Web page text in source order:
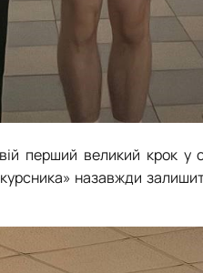
перший великий крок
назавжди